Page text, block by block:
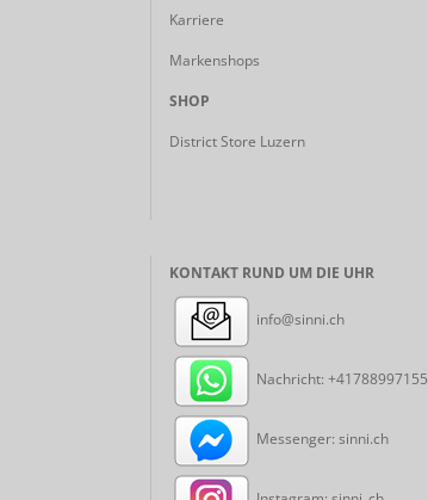
Karriere
Markenshops
SHOP
District Store Luzern
KONTAKT RUND UM DIE UHR
info@sinni.ch
Nachricht: +41788997155
Messenger: sinni.ch